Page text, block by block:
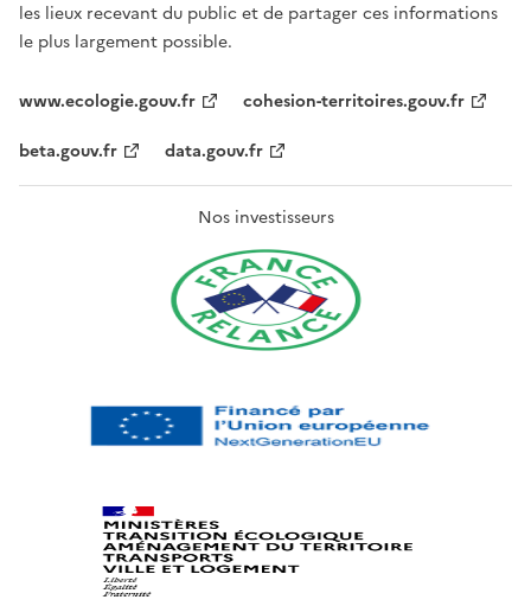
les lieux recevant du public et de partager ces informations
le plus largement possible.
www.ecologie.gouv.fr
cohesion-territoires.gouv.fr
beta.gouv.fr
data.gouv.fr
Nos investisseurs